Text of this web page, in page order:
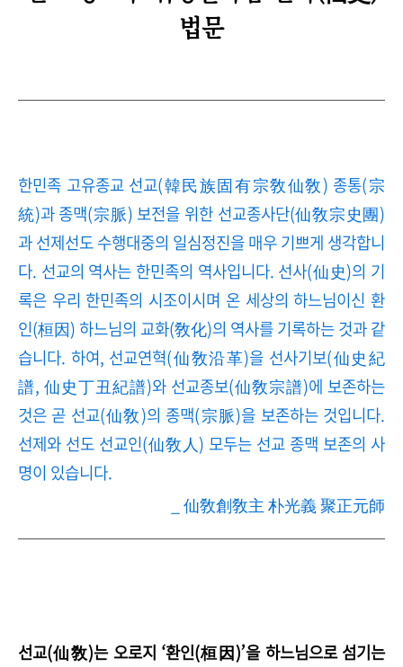
법문
한민족 고유종교 선교(韓民族固有宗敎仙敎) 종통(宗
統)과 종맥(宗脈) 보전을 위한 선교종사단(仙敎宗史團)
과 선제선도 수행대중의 일심정진을 매우 기쁘게 생각합니
다. 선교의 역사는 한민족의 역사입니다. 선사(仙史)의 기
록은 우리 한민족의 시조이시며 온 세상의 하느님이신 환
인(桓因) 하느님의 교화(敎化)의 역사를 기록하는 것과 같
습니다. 하여, 선교연혁(仙敎沿革)을 선사기보(仙史紀
譜, 仙史丁丑紀譜)와 선교종보(仙敎宗譜)에 보존하는
것은 곧 선교(仙敎)의 종맥(宗脈)을 보존하는 것입니다.
선제와 선도 선교인(仙敎人) 모두는 선교 종맥 보존의 사
명이 있습니다.
_ 仙敎創敎主 朴光義 聚正元師
선교(仙敎)는 오로지 ‘환인(桓因)’을 하느님으로 섬기는